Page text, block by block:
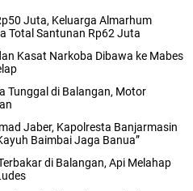
Juta, Keluarga Almarhum
Total Santunan Rp62 Juta
Kasat Narkoba Dibawa ke Mabes
Tunggal di Balangan, Motor
Jaber, Kapolresta Banjarmasin
Baimbai Jaga Banua”
di Balangan, Api Melahap